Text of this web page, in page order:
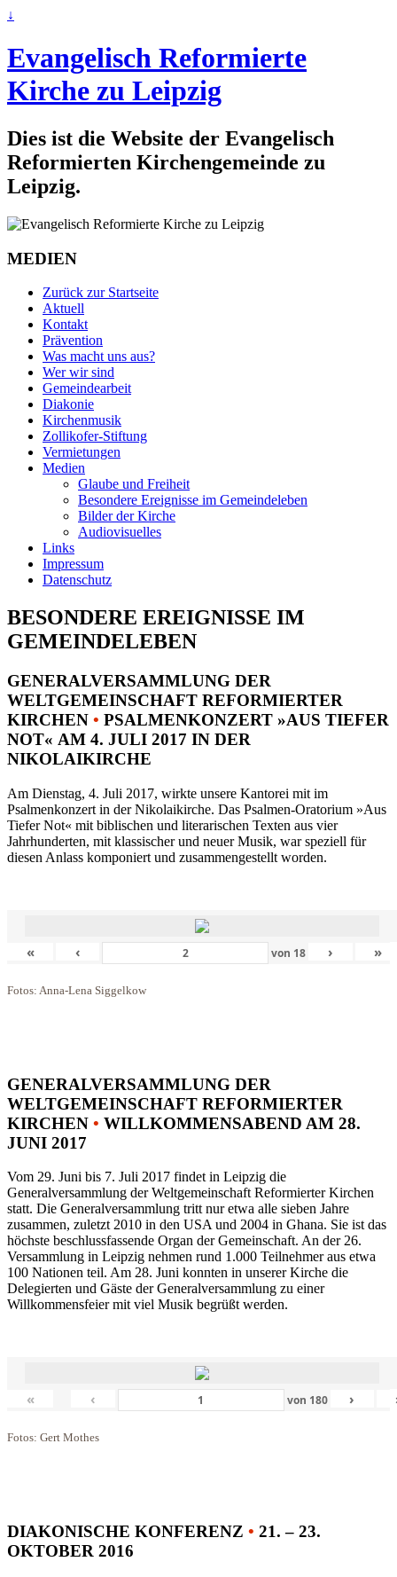
↓
Evangelisch Reformierte
Kirche zu Leipzig
Dies ist die Website der Evangelisch
Reformierten Kirchengemeinde zu
Leipzig.
MEDIEN
Zurück zur Startseite
Aktuell
Kontakt
Prävention
Was macht uns aus?
Wer wir sind
Gemeindearbeit
Diakonie
Kirchenmusik
Zollikofer-Stiftung
Vermietungen
Medien
Glaube und Freiheit
Besondere Ereignisse im Gemeindeleben
Bilder der Kirche
Audiovisuelles
Links
Impressum
Datenschutz
BESONDERE EREIGNISSE IM
GEMEINDELEBEN
GENERALVERSAMMLUNG DER
WELTGEMEINSCHAFT REFORMIERTER
KIRCHEN • PSALMENKONZERT »AUS TIEFER
NOT« AM 4. JULI 2017 IN DER
NIKOLAIKIRCHE
Am Dienstag, 4. Juli 2017, wirkte unsere Kantorei mit im
Psalmenkonzert in der Nikolaikirche. Das Psalmen-Oratorium »Aus
Tiefer Not« mit biblischen und literarischen Texten aus vier
Jahrhunderten, mit klassischer und neuer Musik, war speziell für
diesen Anlass komponiert und zusammengestellt worden.
« ‹ von 18 › »
Fotos: Anna-Lena Siggelkow
GENERALVERSAMMLUNG DER
WELTGEMEINSCHAFT REFORMIERTER
KIRCHEN • WILLKOMMENSABEND AM 28.
JUNI 2017
Vom 29. Juni bis 7. Juli 2017 findet in Leipzig die
Generalversammlung der Weltgemeinschaft Reformierter Kirchen
statt. Die Generalversammlung tritt nur etwa alle sieben Jahre
zusammen, zuletzt 2010 in den USA und 2004 in Ghana. Sie ist das
höchste beschlussfassende Organ der Gemeinschaft. An der 26.
Versammlung in Leipzig nehmen rund 1.000 Teilnehmer aus etwa
100 Nationen teil. Am 28. Juni konnten in unserer Kirche die
Delegierten und Gäste der Generalversammlung zu einer
Willkommensfeier mit viel Musik begrüßt werden.
« ‹ von 180 ›
Fotos: Gert Mothes
DIAKONISCHE KONFERENZ • 21. – 23.
OKTOBER 2016